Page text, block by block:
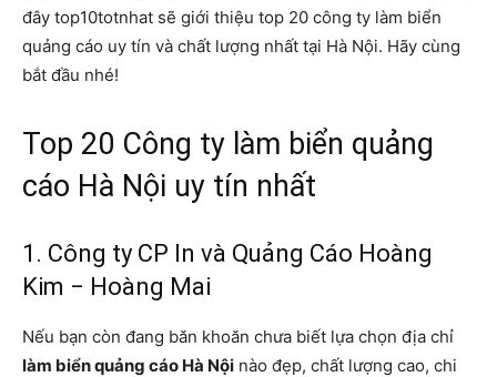
đây top10totnhat sẽ giới thiệu top 20 công ty làm biển
quảng cáo uy tín và chất lượng nhất tại Hà Nội. Hãy cùng
bắt đầu nhé!
Top 20 Công ty làm biển quảng
cáo Hà Nội uy tín nhất
1. Công ty CP In và Quảng Cáo Hoàng
Kim − Hoàng Mai
Nếu bạn còn đang băn khoăn chưa biết lựa chọn địa chỉ
làm biển quảng cáo Hà Nội nào đẹp, chất lượng cao, chi